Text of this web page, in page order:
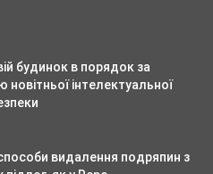
будинок в порядок за
інтелектуальної
видалення подряпин з